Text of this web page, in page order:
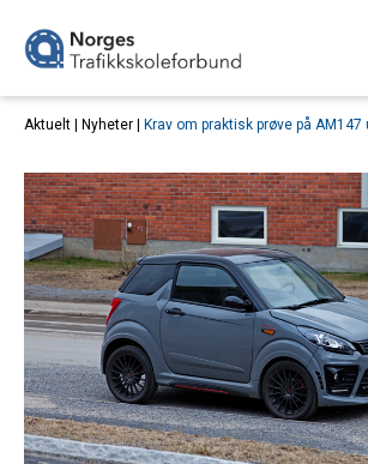
Aktuelt | Nyheter Krav om praktisk prøve på